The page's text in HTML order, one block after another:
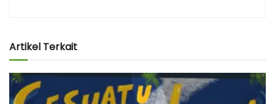
Artikel Terkait